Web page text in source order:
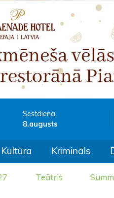
Sestdiena,
8.augusts
Kultūra Krimināls
Teātris